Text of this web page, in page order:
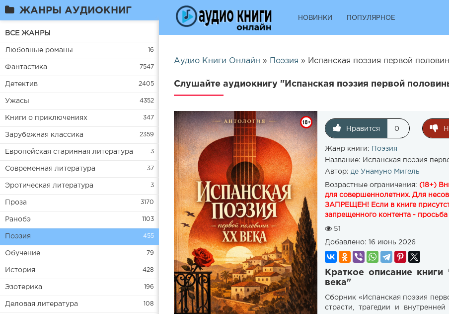
ЖАНРЫ АУДИОКНИГ
ВСЕ ЖАНРЫ
Любовные романы 16
Фантастика 7547
Детектив 2405
Ужасы 4352
Книги о приключениях 347
Зарубежная классика 2359
Европейская старинная литература 3
Современная литература 37
Эротическая литература 3
Проза 3170
Ранобэ 1103
Поэзия 455
Обучение 79
История 428
Эзотерика 196
Деловая литература 108
НОВИНКИ ПОПУЛЯРНОЕ
Аудио Книги Онлайн » Поэзия » Испанская поэзия первой
Слушайте аудиокнигу "Испанская поэзия первой
Нравится 0
Жанр книги:
Поэзия
Название: Испанская поэзия
Автор: де Унамуно Мигель
Возрастные ограничения: (18+)
для совершеннолетних. Для
ЗАПРЕЩЕН! Если в книге
запрещенного контента -
51
Добавлено: 16 июнь 2026
Краткое описание
века"
Сборник «Испанская поэзия
страсти, трагедии и